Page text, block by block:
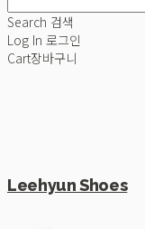
Search 검색
Log In 로그인
Cart장바구니
Leehyun Shoes